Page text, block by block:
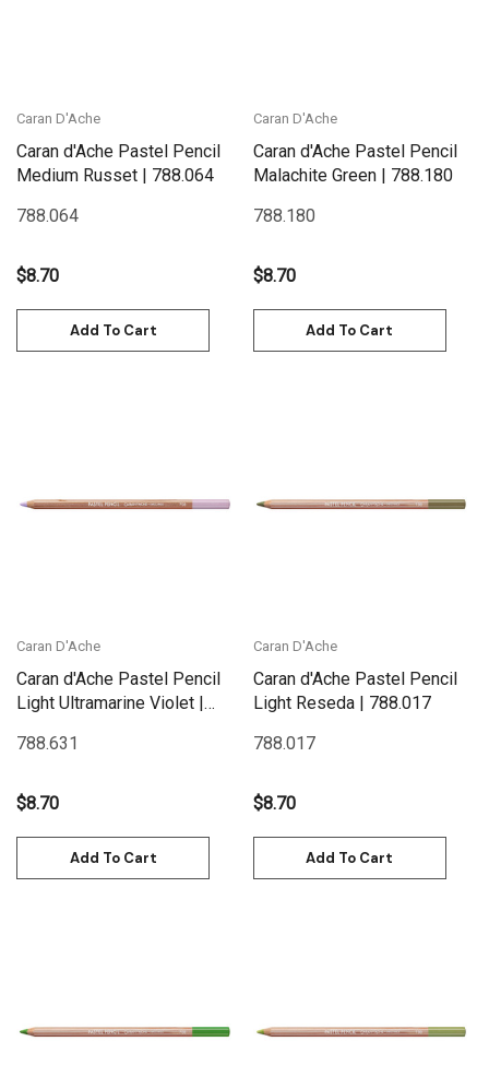
Caran D'Ache
Caran d'Ache Pastel Pencil
Medium Russet | 788.064
788.064
$8.70
Add To Cart
Caran D'Ache
Caran d'Ache Pastel Pencil
Malachite Green | 788.180
788.180
$8.70
Add To Cart
Caran D'Ache
Caran d'Ache Pastel Pencil
Light Ultramarine Violet |
788.631
$8.70
Add To Cart
Caran D'Ache
Caran d'Ache Pastel Pencil
Light Reseda | 788.017
788.017
$8.70
Add To Cart